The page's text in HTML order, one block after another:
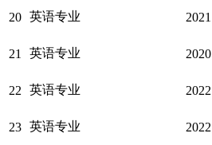
20 英语专业 2021
21 英语专业 2020
22 英语专业 2022
23 英语专业 2022